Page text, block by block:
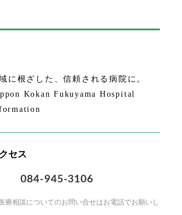
に根ざした、信頼される病院に。
Kokan Fukuyama Hospital
セス
084-945-3106
療相談についてのお問い合せはお電話でお願いし